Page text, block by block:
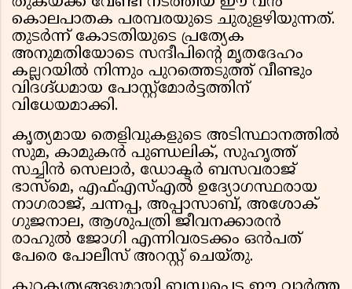
കൊലപാതക പരമ്പരയുടെ ചുരുളഴിയുന്നത്.
തുടർന്ന് കോടതിയുടെ പ്രത്യേക
അനുമതിയോടെ സന്ദീപിന്റെ മൃതദേഹം
കല്ലറയിൽ നിന്നും പുറത്തെടുത്ത് വീണ്ടും
വിദഗ്ദ്ധമായ പോസ്റ്റ്‌മോർട്ടത്തിന്
വിധേയമാക്കി.
കൃത്യമായ തെളിവുകളുടെ അടിസ്ഥാനത്തിൽ
സുമ, കാമുകൻ പുണ്ഡലിക്, സുഹൃത്ത്
സച്ചിൻ സെലാർ, ഡോക്ടർ ബസവരാജ്
ഭാസ്മെ, എഫ്എസ്എൽ ഉദ്യോഗസ്ഥരായ
നാഗരാജ്, ചന്നപ്പ, അപ്പാസാബ്, അശോക്
ഗുജനാല, ആശുപത്രി ജീവനക്കാരൻ
രാഹുൽ ജോഗി എന്നിവരടക്കം ഒൻപത്
പേരെ പോലീസ് അറസ്റ്റ് ചെയ്തു.